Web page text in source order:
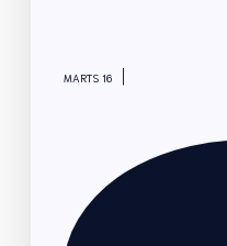
MARTS 16 |